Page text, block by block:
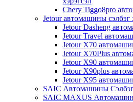
Chery Tiggo8pro
Jetour автомашины сэлбэг
Jetour Dasheng
Jetour Travel
Jetour X70
Jetour X70Plus
Jetour X90
Jetour X90plus
Jetour X95
SAIC Автомашины
SAIC MAXUS